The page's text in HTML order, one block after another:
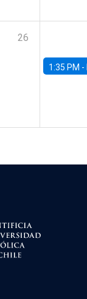
26
1:35 PM -